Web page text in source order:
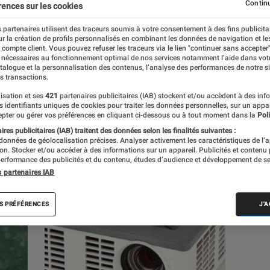
Tests
sur les cookies
partenaires utilisent des traceurs soumis à votre consentement à des fins
la création de profils personnalisés en combinant les données de navigation et
compte client. Vous pouvez refuser les traceurs via le lien "continuer sans
au fonctionnement optimal de nos services notamment l’aide dans
et la personnalisation des contenus, l’analyse des performances de notre
transactions.
et ses 421 partenaires publicitaires (IAB) stockent et/ou accèdent à des
identifiants uniques de cookies pour traiter les données personnelles, sur un
ou gérer vos préférences en cliquant ci-dessous ou à tout moment dans la
publicitaires (IAB) traitent des données selon les finalités suivantes :
de géolocalisation précises. Analyser activement les caractéristiques de
Stocker et/ou accéder à des informations sur un appareil. Publicités et contenu
des publicités et du contenu, études d’audience et développement de
partenaires IAB
PRÉFÉRENCES